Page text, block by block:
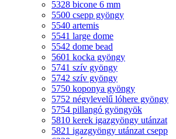
5328 bicone 6 mm
5500 csepp gyöngy
5540 artemis
5541 large dome
5542 dome bead
5601 kocka gyöngy
5741 szív gyöngy
5742 szív gyöngy
5750 koponya gyöngy
5752 négylevelű lóhere gyöngy
5754 pillangó gyöngyök
5810 kerek igazgyöngy utánzat
5821 igazgyöngy utánzat csepp